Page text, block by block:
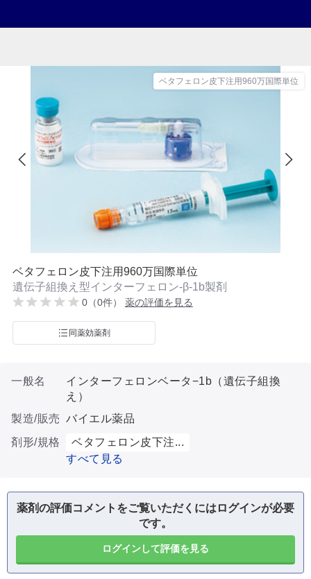
ベタフェロン皮下注用960万国際単位
ベタフェロン皮下注用960万国際単位
遺伝子組換え型インターフェロン-β-1b製剤
0（0件） 薬の評価を見る
同薬効薬剤
一般名
インターフェロンベータ−1b（遺伝子組換
え）
製造/販売 バイエル薬品
剤形/規格
ベタフェロン皮下注...
すべて見る
薬剤の評価コメントをご覧いただくにはログインが必要
です。
ログインして評価を見る